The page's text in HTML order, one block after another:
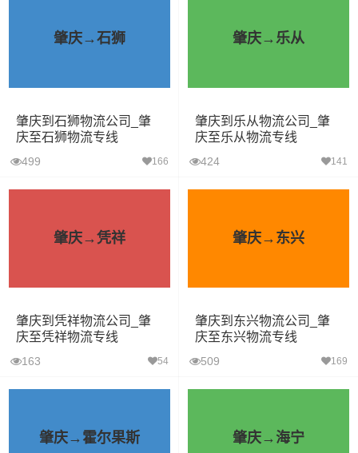
肇庆→石狮
肇庆到石狮物流公司_肇
庆至石狮物流专线
499 166
肇庆→乐从
肇庆到乐从物流公司_肇
庆至乐从物流专线
424 141
肇庆→凭祥
肇庆到凭祥物流公司_肇
庆至凭祥物流专线
163 54
肇庆→东兴
肇庆到东兴物流公司_肇
庆至东兴物流专线
509 169
肇庆→霍尔果斯 肇庆→海宁